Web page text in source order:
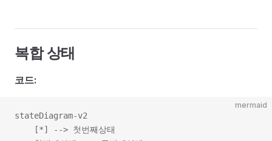
복합 상태
코드:
mermaid
stateDiagram-v2
    [*] --> 첫번째상태